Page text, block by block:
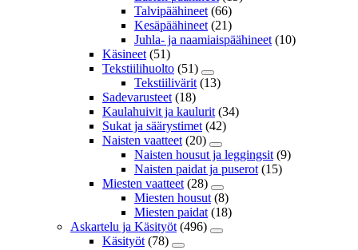
Talvipäähineet (66)
Kesäpäähineet (21)
Juhla- ja naamiaispäähineet (10)
Käsineet (51)
Tekstiilihuolto (51)
Tekstiilivärit (13)
Sadevarusteet (18)
Kaulahuivit ja kaulurit (34)
Sukat ja säärystimet (42)
Naisten vaatteet (20)
Naisten housut ja leggingsit (9)
Naisten paidat ja puserot (15)
Miesten vaatteet (28)
Miesten housut (8)
Miesten paidat (18)
Askartelu ja Käsityöt (496)
Käsityöt (78)